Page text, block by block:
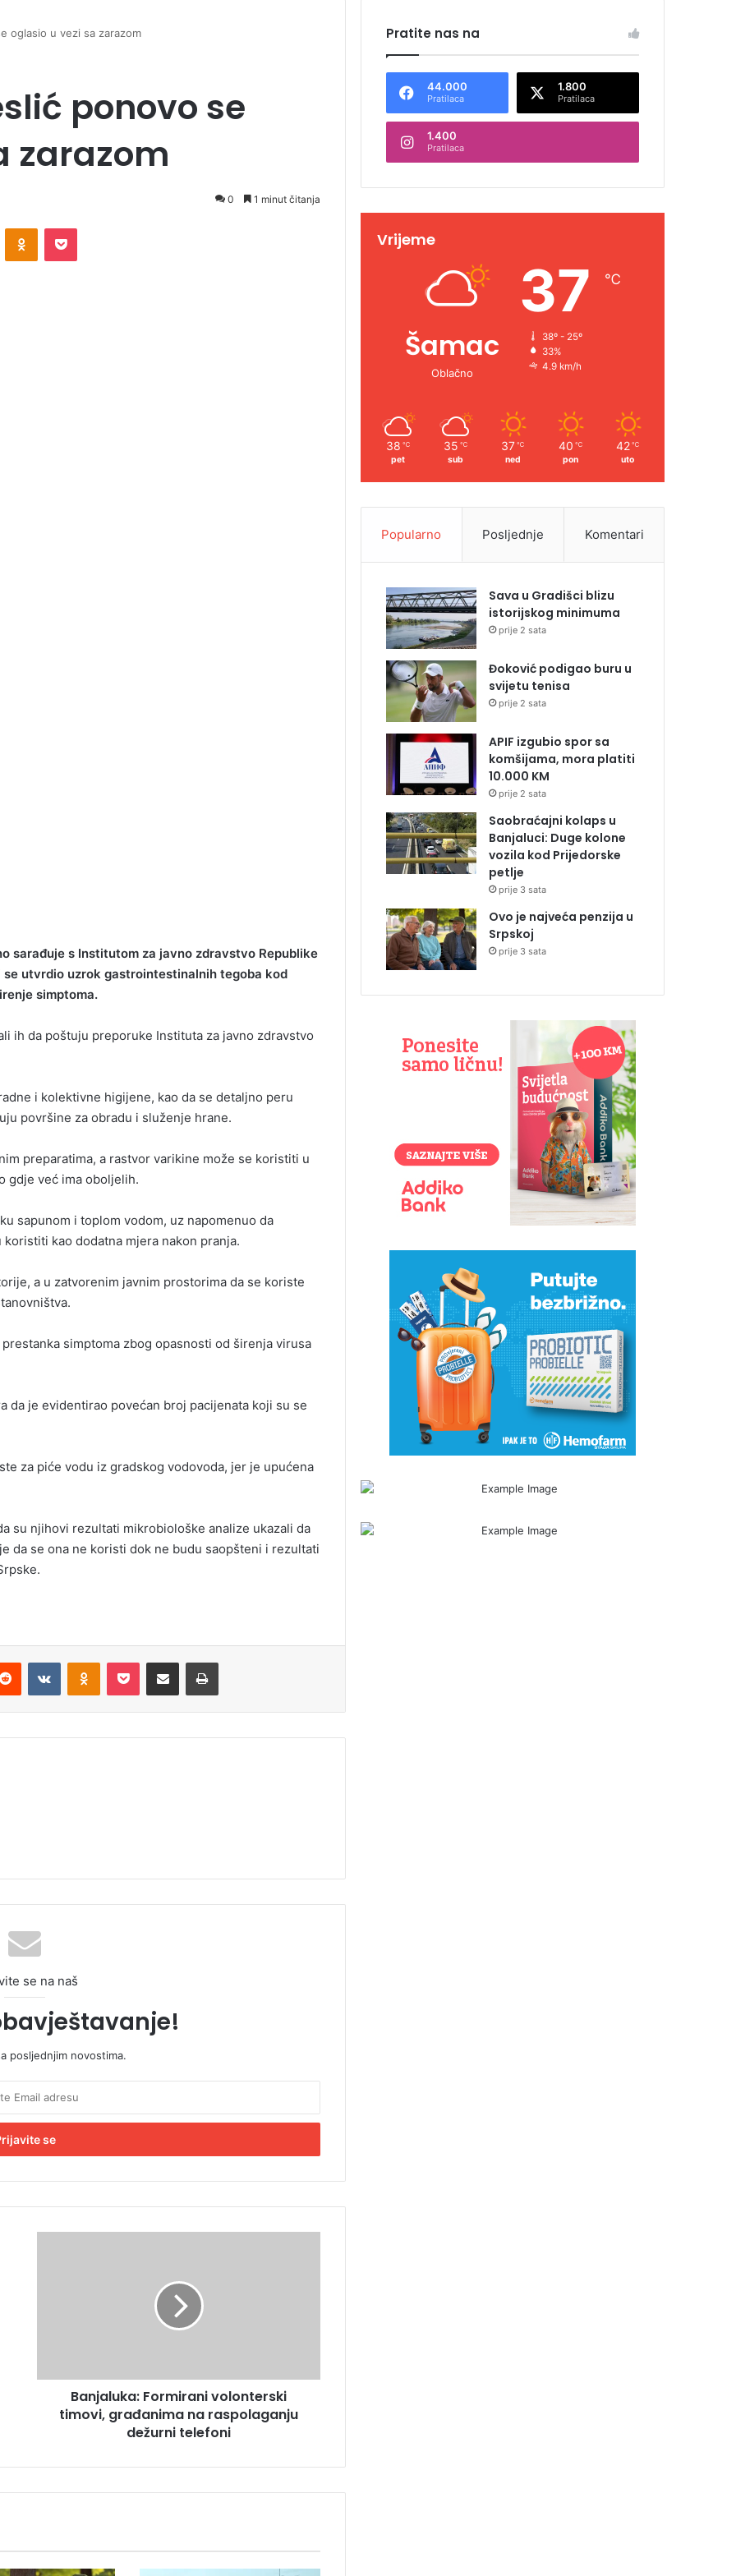
oglasio u vezi sa zarazom
ponovo se
zarazom
0 1 minut čitanja
sarađuje s Institutom za javno zdravstvo Republike
utvrdio uzrok gastrointestinalnih tegoba kod
simptoma.
ih da poštuju preporuke Instituta za javno zdravstvo
i kolektivne higijene, kao da se detaljno peru
površine za obradu i služenje hrane.
preparatima, a rastvor varikine može se koristiti u
gdje već ima oboljelih.
sapunom i toplom vodom, uz napomenuo da
kao dodatna mjera nakon pranja.
a u zatvorenim javnim prostorima da se koriste
simptoma zbog opasnosti od širenja virusa
da je evidentirao povećan broj pacijenata koji su se
za piće vodu iz gradskog vodovoda, jer je upućena
su njihovi rezultati mikrobiološke analize ukazali da
da se ona ne koristi dok ne budu saopšteni i rezultati
se na naš
posljednjim novostima.
a
m
i
v
Banjaluka: Formirani volonterski
timovi, građanima na raspolaganju
dežurni telefoni
Pratite nas na
44.000
Pratilaca
1.800
Pratilaca
1.400
Pratilaca
Vrijeme
Šamac
Oblačno
37 ℃
38º - 25º
33%
4.9 km/h
38 ℃
pet
35 ℃
sub
37 ℃
ned
40 ℃
pon
42 ℃
uto
Popularno Posljednje Komentari
Sava u Gradišci blizu
istorijskog minimuma
prije 2 sata
Đoković podigao buru u
svijetu tenisa
prije 2 sata
APIF izgubio spor sa
komšijama, mora platiti
10.000 KM
prije 2 sata
Saobraćajni kolaps u
Banjaluci: Duge kolone
vozila kod Prijedorske
petlje
prije 3 sata
Ovo je najveća penzija u
Srpskoj
prije 3 sata